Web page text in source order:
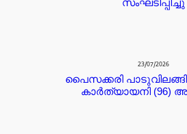
സംഘടിപ്പിച്ചു
23/07/2026
പൈസക്കരി
കാർത്യായനി (96)